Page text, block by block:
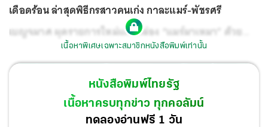
เดือดร้อน ล่าสุดพิธีกรสาวคนเก่ง กาละแมร์-พัชรศรี
เบญจมาศ ผุดรายการใหม่แกะกล่อง “แมร์มาเหมา” ด้วย
ความตั้งใจอยากคืนสิ่งดีๆสู่สังคมภายใต้แนวคิด “คนขายได้
ตังค์ คนรอได้กิน คนทำรายการได้ให้คนดูสุขใจ” ซึ่งหากเจอ
หน้าสวยๆของสาว กาละแมร์ ที่ไหน บรรดาแม่ค้าแม่ขายให้
ตื่นตัวไว้ เพราะอาจจะถูกเข้าไปเหมายกแผงกันไปเลย กับ
เนื้อหาพิเศษเฉพาะสมาชิกหนังสือพิมพ์เท่านั้น
หนังสือพิมพ์ไทยรัฐ
เนื้อหาครบทุกข่าว ทุกคอลัมน์
ทดลองอ่านฟรี 1 วัน